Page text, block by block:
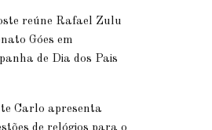
reúne Rafael Zulu
Góes em
de Dia dos Pais
Carlo apresenta